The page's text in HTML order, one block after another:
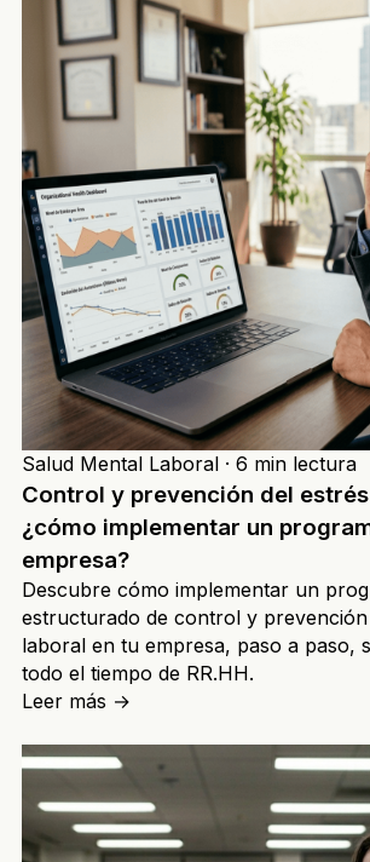
Salud Mental Laboral · 6 min lectura
Control y prevención del
¿cómo implementar un
empresa?
Descubre cómo implementar un
estructurado de control y prevención
laboral en tu empresa, paso a paso,
todo el tiempo de RR.HH.
Leer más →